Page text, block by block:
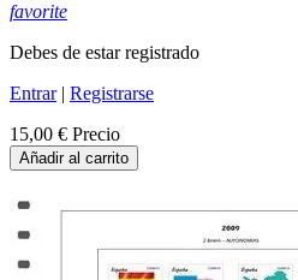
favorite
Debes de estar registrado
Entrar| Registrarse
15,00 € Precio
Añadir al carrito